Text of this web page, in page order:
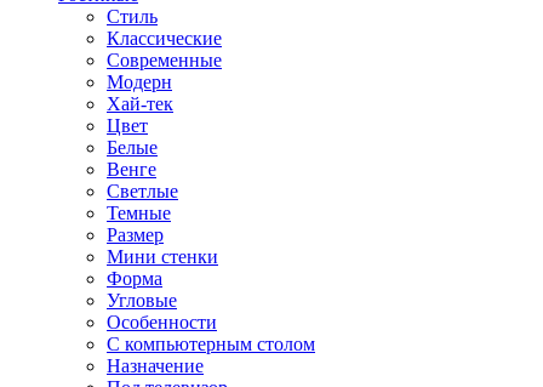
Стиль
Классические
Современные
Модерн
Хай-тек
Цвет
Белые
Венге
Светлые
Темные
Размер
Мини стенки
Форма
Угловые
Особенности
С компьютерным столом
Назначение